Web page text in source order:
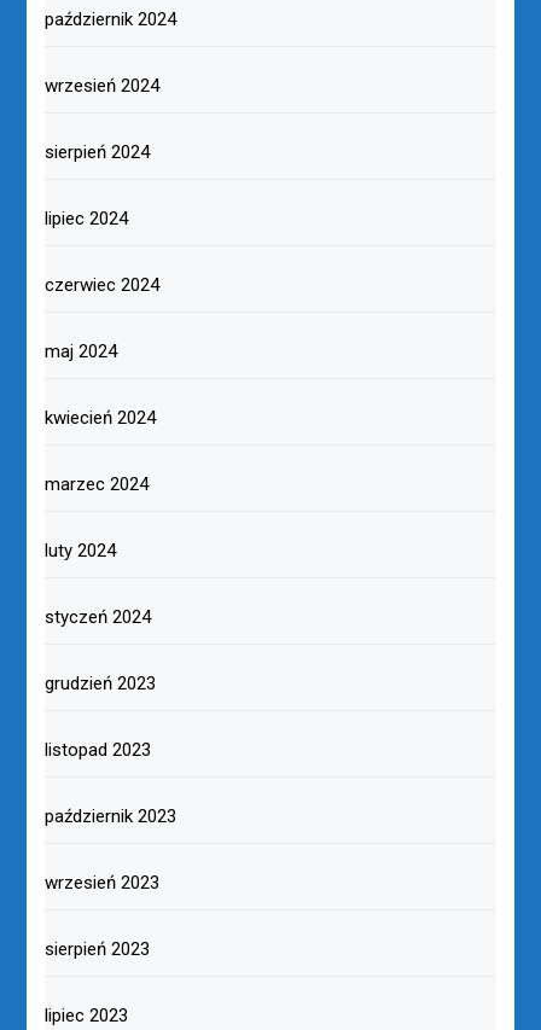
październik 2024
wrzesień 2024
sierpień 2024
lipiec 2024
czerwiec 2024
maj 2024
kwiecień 2024
marzec 2024
luty 2024
styczeń 2024
grudzień 2023
listopad 2023
październik 2023
wrzesień 2023
sierpień 2023
lipiec 2023